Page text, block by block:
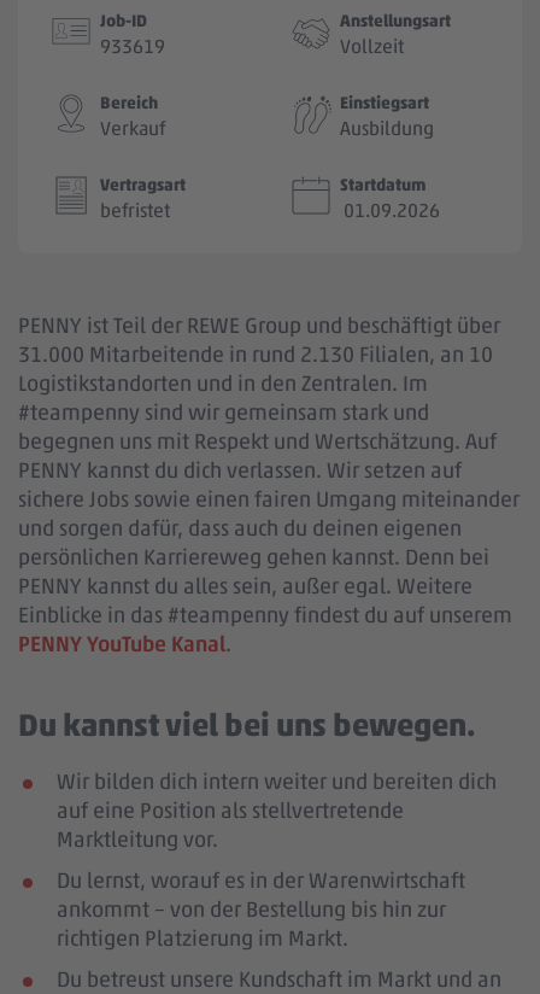
Job-ID
933619
Anstellungsart
Vollzeit
Bereich
Verkauf
Einstiegsart
Ausbildung
Vertragsart
befristet
Startdatum
01.09.2026
PENNY ist Teil der REWE Group und beschäftigt über
31.000 Mitarbeitende in rund 2.130 Filialen, an 10
Logistikstandorten und in den Zentralen. Im
#teampenny sind wir gemeinsam stark und
begegnen uns mit Respekt und Wertschätzung. Auf
PENNY kannst du dich verlassen. Wir setzen auf
sichere Jobs sowie einen fairen Umgang miteinander
und sorgen dafür, dass auch du deinen eigenen
persönlichen Karriereweg gehen kannst. Denn bei
PENNY kannst du alles sein, außer egal. Weitere
Einblicke in das #teampenny findest du auf unserem
PENNY YouTube Kanal.
Du kannst viel bei uns bewegen.
Wir bilden dich intern weiter und bereiten dich
auf eine Position als stellvertretende
Marktleitung vor.
Du lernst, worauf es in der Warenwirtschaft
ankommt – von der Bestellung bis hin zur
richtigen Platzierung im Markt.
Du betreust unsere Kundschaft im Markt und an